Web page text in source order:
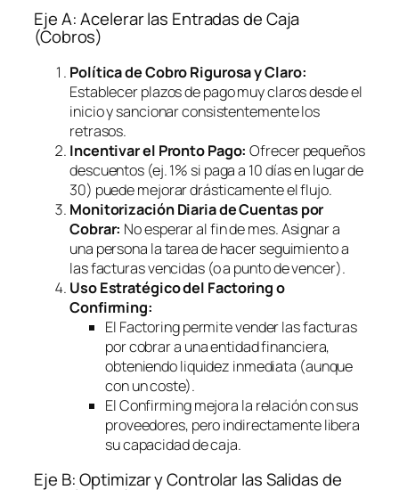
Eje A: Acelerar las Entradas de Caja
(Cobros)
Política de Cobro Rigurosa y Claro:
Establecer plazos de pago muy claros desde el
inicio y sancionar consistentemente los
retrasos.
Incentivar el Pronto Pago: Ofrecer pequeños
descuentos (ej. 1% si paga a 10 días en lugar de
30) puede mejorar drásticamente el flujo.
Monitorización Diaria de Cuentas por
Cobrar: No esperar al fin de mes. Asignar a
una persona la tarea de hacer seguimiento a
las facturas vencidas (o a punto de vencer).
Uso Estratégico del Factoringo
Confirming:
El Factoringpermite vender las facturas
por cobrar a una entidad financiera,
obteniendo liquidez inmediata (aunque
con un coste).
ElConfirmingmejora la relación con sus
proveedores, pero indirectamente libera
su capacidad de caja.
Eje B: Optimizar y Controlar las Salidas de